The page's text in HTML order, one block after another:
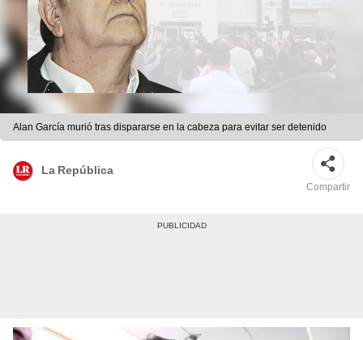
Alan García murió tras dispararse en la cabeza para evitar ser detenido
La República
Compartir